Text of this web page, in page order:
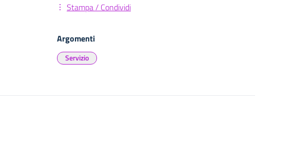
Stampa / Condividi
Argomenti
Servizio